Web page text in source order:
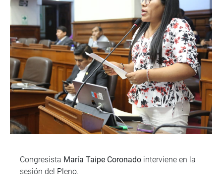
Congresista María Taipe Coronado interviene en la
sesión del Pleno.